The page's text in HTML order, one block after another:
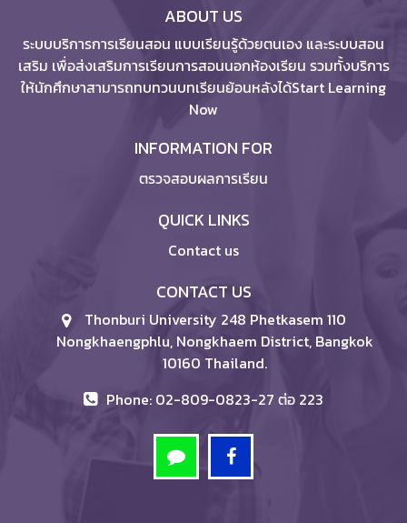
ABOUT US
ระบบบริการการเรียนสอน แบบเรียนรู้ด้วยตนเอง และระบบสอน
เสริม เพื่อส่งเสริมการเรียนการสอนนอกห้องเรียน รวมทั้งบริการ
ให้นักศึกษาสามารถทบทวนบทเรียนย้อนหลังได้Start Learning
Now
INFORMATION FOR
ตรวจสอบผลการเรียน
QUICK LINKS
Contact us
CONTACT US
Thonburi University 248 Phetkasem 110
Nongkhaengphlu, Nongkhaem District, Bangkok
10160 Thailand.
Phone: 02-809-0823-27 ต่อ 223